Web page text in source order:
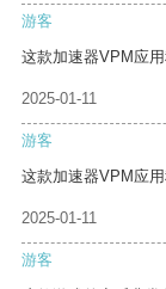
游客
这款加速器VPM应
2025-01-11
游客
这款加速器VPM应
2025-01-11
游客